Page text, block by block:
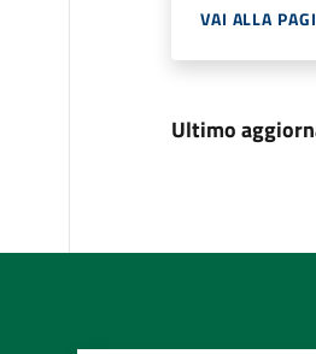
VAI ALLA
Ultimo